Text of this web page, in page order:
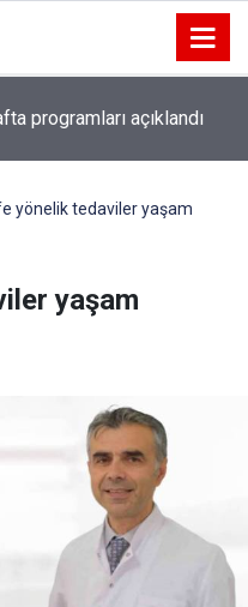
programları açıklandı
yönelik tedaviler yaşam
yaşam